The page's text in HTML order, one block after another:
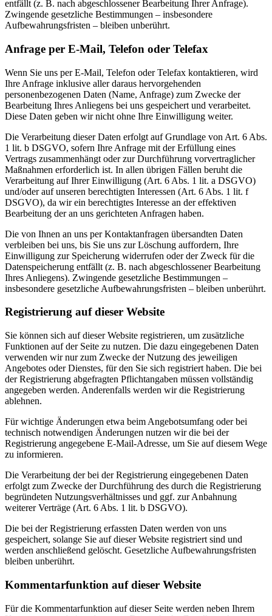
entfällt (z. B. nach abgeschlossener Bearbeitung Ihrer Anfrage).
Zwingende gesetzliche Bestimmungen – insbesondere
Aufbewahrungsfristen – bleiben unberührt.
Anfrage per E-Mail, Telefon oder Telefax
Wenn Sie uns per E-Mail, Telefon oder Telefax kontaktieren, wird
Ihre Anfrage inklusive aller daraus hervorgehenden
personenbezogenen Daten (Name, Anfrage) zum Zwecke der
Bearbeitung Ihres Anliegens bei uns gespeichert und verarbeitet.
Diese Daten geben wir nicht ohne Ihre Einwilligung weiter.
Die Verarbeitung dieser Daten erfolgt auf Grundlage von Art. 6 Abs.
1 lit. b DSGVO, sofern Ihre Anfrage mit der Erfüllung eines
Vertrags zusammenhängt oder zur Durchführung vorvertraglicher
Maßnahmen erforderlich ist. In allen übrigen Fällen beruht die
Verarbeitung auf Ihrer Einwilligung (Art. 6 Abs. 1 lit. a DSGVO)
und/oder auf unseren berechtigten Interessen (Art. 6 Abs. 1 lit. f
DSGVO), da wir ein berechtigtes Interesse an der effektiven
Bearbeitung der an uns gerichteten Anfragen haben.
Die von Ihnen an uns per Kontaktanfragen übersandten Daten
verbleiben bei uns, bis Sie uns zur Löschung auffordern, Ihre
Einwilligung zur Speicherung widerrufen oder der Zweck für die
Datenspeicherung entfällt (z. B. nach abgeschlossener Bearbeitung
Ihres Anliegens). Zwingende gesetzliche Bestimmungen –
insbesondere gesetzliche Aufbewahrungsfristen – bleiben unberührt.
Registrierung auf dieser Website
Sie können sich auf dieser Website registrieren, um zusätzliche
Funktionen auf der Seite zu nutzen. Die dazu eingegebenen Daten
verwenden wir nur zum Zwecke der Nutzung des jeweiligen
Angebotes oder Dienstes, für den Sie sich registriert haben. Die bei
der Registrierung abgefragten Pflichtangaben müssen vollständig
angegeben werden. Anderenfalls werden wir die Registrierung
ablehnen.
Für wichtige Änderungen etwa beim Angebotsumfang oder bei
technisch notwendigen Änderungen nutzen wir die bei der
Registrierung angegebene E-Mail-Adresse, um Sie auf diesem Wege
zu informieren.
Die Verarbeitung der bei der Registrierung eingegebenen Daten
erfolgt zum Zwecke der Durchführung des durch die Registrierung
begründeten Nutzungsverhältnisses und ggf. zur Anbahnung
weiterer Verträge (Art. 6 Abs. 1 lit. b DSGVO).
Die bei der Registrierung erfassten Daten werden von uns
gespeichert, solange Sie auf dieser Website registriert sind und
werden anschließend gelöscht. Gesetzliche Aufbewahrungsfristen
bleiben unberührt.
Kommentarfunktion auf dieser Website
Für die Kommentarfunktion auf dieser Seite werden neben Ihrem